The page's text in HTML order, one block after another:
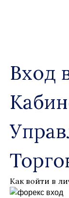
Вход
Как войти в